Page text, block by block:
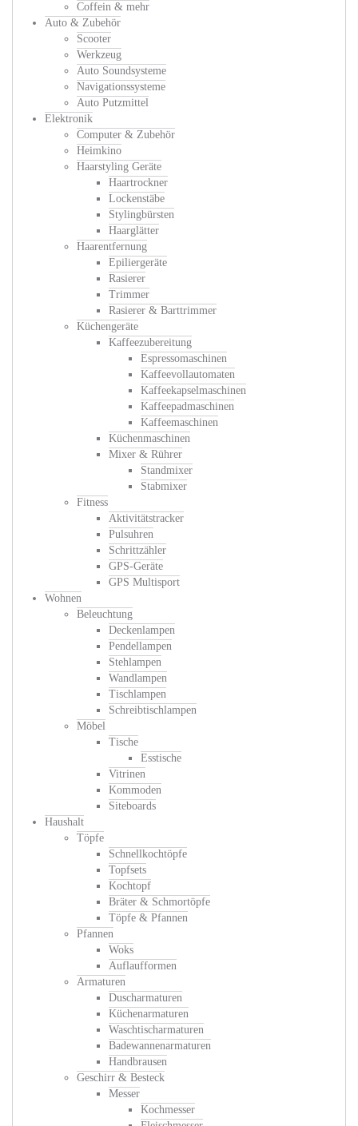
Coffein & mehr
Auto & Zubehör
Scooter
Werkzeug
Auto Soundsysteme
Navigationssysteme
Auto Putzmittel
Elektronik
Computer & Zubehör
Heimkino
Haarstyling Geräte
Haartrockner
Lockenstäbe
Stylingbürsten
Haarglätter
Haarentfernung
Epiliergeräte
Rasierer
Trimmer
Rasierer & Barttrimmer
Küchengeräte
Kaffeezubereitung
Espressomaschinen
Kaffeevollautomaten
Kaffeekapselmaschinen
Kaffeepadmaschinen
Kaffeemaschinen
Küchenmaschinen
Mixer & Rührer
Standmixer
Stabmixer
Fitness
Aktivitätstracker
Pulsuhren
Schrittzähler
GPS-Geräte
GPS Multisport
Wohnen
Beleuchtung
Deckenlampen
Pendellampen
Stehlampen
Wandlampen
Tischlampen
Schreibtischlampen
Möbel
Tische
Esstische
Vitrinen
Kommoden
Siteboards
Haushalt
Töpfe
Schnellkochtöpfe
Topfsets
Kochtopf
Bräter & Schmortöpfe
Töpfe & Pfannen
Pfannen
Woks
Auflaufformen
Armaturen
Duscharmaturen
Küchenarmaturen
Waschtischarmaturen
Badewannenarmaturen
Handbrausen
Geschirr & Besteck
Messer
Kochmesser